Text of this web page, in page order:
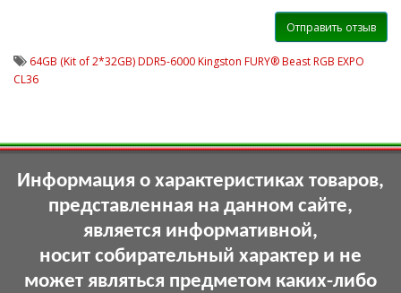
Отправить отзыв
64GB (Kit of 2*32GB) DDR5-6000 Kingston FURY® Beast RGB EXPO
CL36
Информация о характеристиках товаров,
представленная на данном сайте,
является информативной,
носит собирательный характер и не
может являться предметом каких-либо